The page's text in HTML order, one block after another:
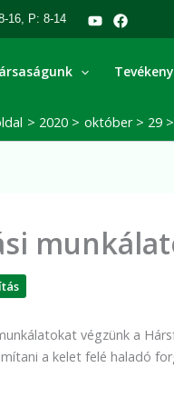
16, P: 8-14
2020 október 29
végzünk a
a kelet felé haladó